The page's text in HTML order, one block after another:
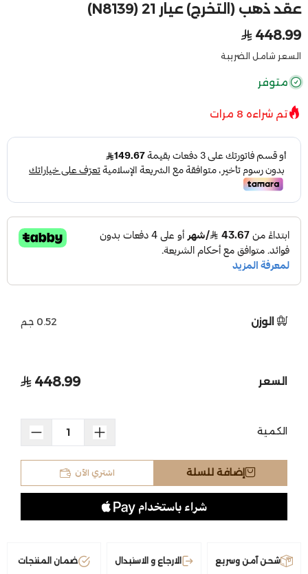
عقد ذهب (التخرج) عيار 21 (N8139)
448.99
السعر شامل الضريبة
متوفر
تم شراءه 8 مرات
الوزن 0.52 جم
السعر 448.99
الكمية
إضافة للسلة اشتري الآن
شحن آمن وسريع الارجاع و الاستبدال ضمان المنتجات